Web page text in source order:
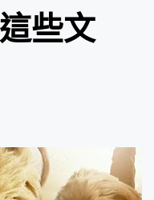
些文